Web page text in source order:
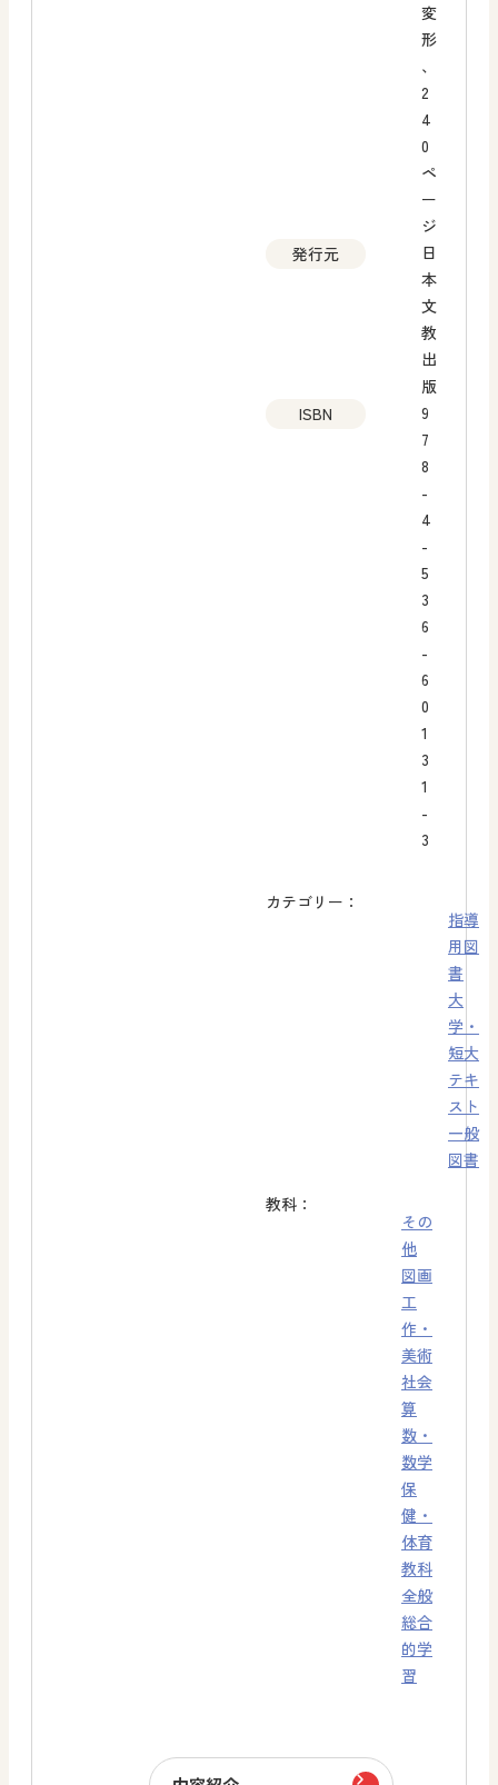
変
形
、
2
4
0
ペ
ー
ジ
発行元
日
本
文
教
出
版
ISBN
9
7
8
-
4
-
5
3
6
-
6
0
1
3
1
-
3
カテゴリー：
指導
用図
書
大
学・
短大
テキ
スト
一般
図書
教科：
その
他
図画
工
作・
美術
社会
算
数・
数学
保
健・
体育
教科
全般
総合
的学
習